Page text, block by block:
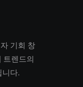
기회 창
트렌드의
니다.